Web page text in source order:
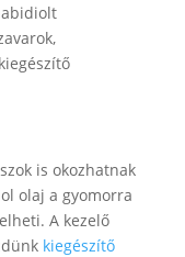
is okozhatnak
olaj a gyomorra
A kezelő
kiegészítő